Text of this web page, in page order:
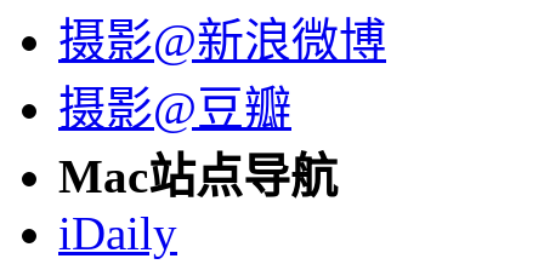
摄影@新浪微博
摄影@豆瓣
Mac站点导航
iDaily